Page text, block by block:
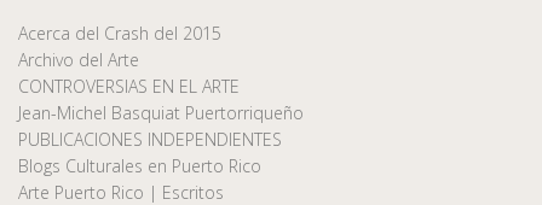
Acerca del Crash del 2015
Archivo del Arte
CONTROVERSIAS EN EL ARTE
Jean-Michel Basquiat Puertorriqueño
PUBLICACIONES INDEPENDIENTES
Blogs Culturales en Puerto Rico
Arte Puerto Rico | Escritos